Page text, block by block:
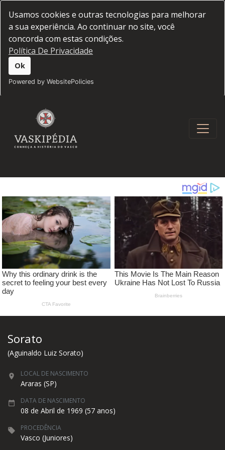
Usamos cookies e outras tecnologias para melhorar
a sua experiência. Ao continuar no site, você
concorda com estas condições.
Política De Privacidade
Ok
Powered by WebsitePolicies
Sorato
(Aguinaldo Luiz Sorato)
LOCAL DE NASCIMENTO
Araras (SP)
DATA DE NASCIMENTO
08 de Abril de 1969 (57 anos)
PROCEDÊNCIA
Vasco (Juniores)